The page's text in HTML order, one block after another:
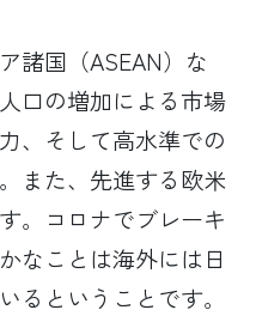
諸国（ASEAN）な
口の増加による市場
、そして高水準での
また、先進する欧米
。コロナでブレーキ
なことは海外には日
るということです。